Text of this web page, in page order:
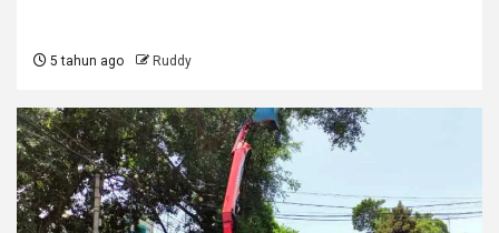
5 tahun ago Ruddy